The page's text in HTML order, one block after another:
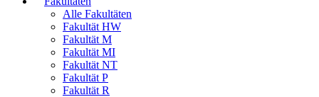
Alle Fakultäten
Fakultät HW
Fakultät M
Fakultät MI
Fakultät NT
Fakultät P
Fakultät R